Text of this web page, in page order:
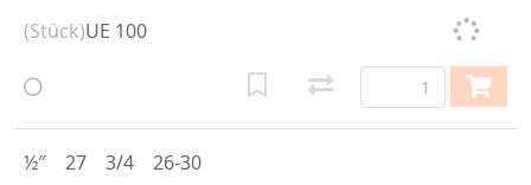
(Stück)UE 100
½″ 27 3/4 26-30